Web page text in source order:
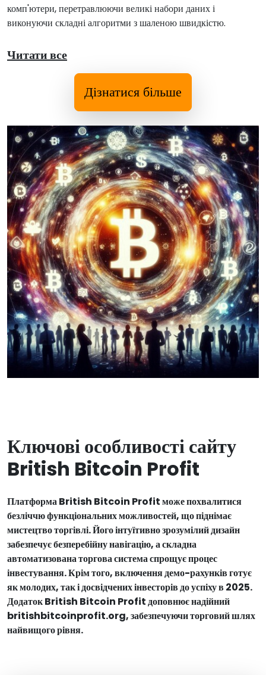
комп'ютери, перетравлюючи великі набори даних і
виконуючи складні алгоритми з шаленою швидкістю.
Читати все
Дізнатися більше
Ключові особливості сайту
British Bitcoin Profit
Платформа British Bitcoin Profit може похвалитися
безліччю функціональних можливостей, що піднімає
мистецтво торгівлі. Його інтуїтивно зрозумілий дизайн
забезпечує безперебійну навігацію, а складна
автоматизована торгова система спрощує процес
інвестування. Крім того, включення демо-рахунків готує
як молодих, так і досвідчених інвесторів до успіху в 2025.
Додаток British Bitcoin Profit доповнює надійний
britishbitcoinprofit.org, забезпечуючи торговий шлях
найвищого рівня.